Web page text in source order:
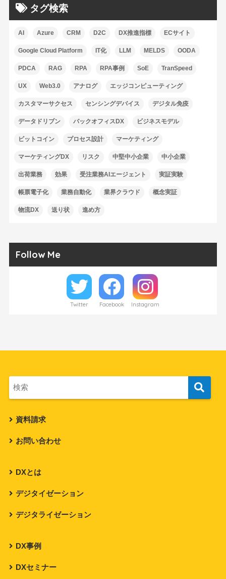
タグ検索
AI Azure CRM D2C DX推進指標 ECサイト
Google Cloud Platform IT化 LLM MELDS OODA
PDCA RAG RPA RPA事例 SoE TranSpeed
UX Web3.0 アナログ エッジコンピューティング
カスタマーサクセス センシングデバイス デジタル免疫
データドリブン バックオフィスDX ビジネスモデル
ビットコイン プロセス設計 マーケティング
マーケティングDX リスク 中堅中小企業 中小企業
出荷業務 効果 受注業務AIエージェント 実証実験
帳票電子化 業務自動化 業界クラウド 概念実証
物流DX 送り状 進め方
Follow Me
Twitter Facebook Instagram
資料請求
お問い合わせ
DXとは
デジタイゼーション
デジタライゼーション
DX事例
DXセミナー